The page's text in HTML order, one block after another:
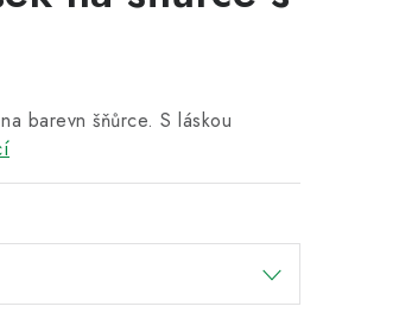
barevn šňůrce. S láskou